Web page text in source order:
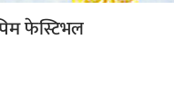
फेस्टिभल